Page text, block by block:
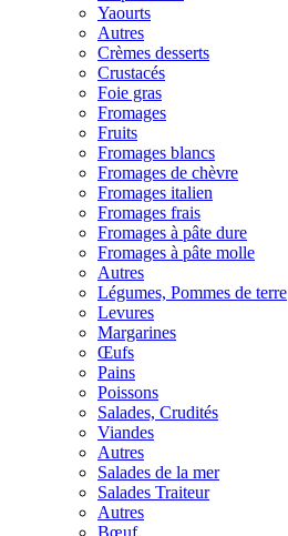
Yaourts
Autres
Crèmes desserts
Crustacés
Foie gras
Fromages
Fruits
Fromages blancs
Fromages de chèvre
Fromages italien
Fromages frais
Fromages à pâte dure
Fromages à pâte molle
Autres
Légumes, Pommes de terre
Levures
Margarines
Œufs
Pains
Poissons
Salades, Crudités
Viandes
Autres
Salades de la mer
Salades Traiteur
Autres
Bœuf